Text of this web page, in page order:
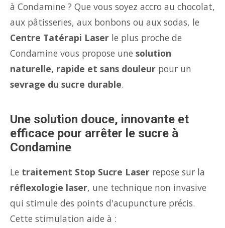
à Condamine ? Que vous soyez accro au chocolat,
aux pâtisseries, aux bonbons ou aux sodas, le
Centre Tatérapi Laser le plus proche de
Condamine vous propose une solution
naturelle, rapide et sans douleur pour un
sevrage du sucre durable.
Une solution douce, innovante et
efficace pour arrêter le sucre à
Condamine
Le traitement Stop Sucre Laser repose sur la
réflexologie laser, une technique non invasive
qui stimule des points d'acupuncture précis.
Cette stimulation aide à :